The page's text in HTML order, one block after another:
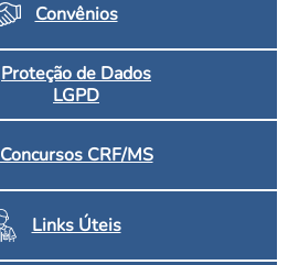
Convênios
Proteção de Dados
LGPD
Concursos CRF/MS
Links Úteis